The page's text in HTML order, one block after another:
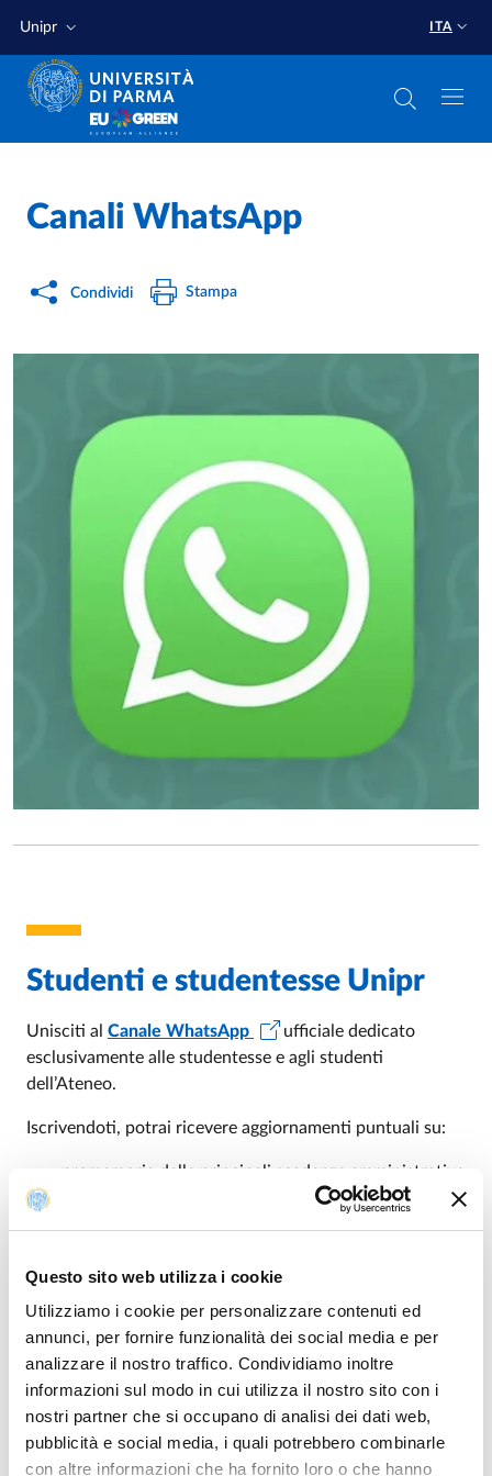
Questo sito web utilizza i cookie
Utilizziamo i cookie per personalizzare contenuti ed
annunci, per fornire funzionalità dei social media e per
analizzare il nostro traffico. Condividiamo inoltre
informazioni sul modo in cui utilizza il nostro sito con i
nostri partner che si occupano di analisi dei dati web,
pubblicità e social media, i quali potrebbero combinarle
con altre informazioni che ha fornito loro o che hanno
Unipr ITA
Home /
Canali WhatsApp
Condividi Stampa
Studenti e studentesse Unipr
Unisciti al Canale WhatsApp
ufficiale dedicato
esclusivamente alle studentesse e agli studenti
dell’Ateneo.
Iscrivendoti, potrai ricevere aggiornamenti puntuali su:
promemoria delle principali scadenze amministrative
avvisi e iniziative di orientamento per la scelta del
percorso universitario.
Future matricole
Per accompagnarti nei primi passi verso il tuo futuro
accademico abbiamo attivato uncanale WhatsApp